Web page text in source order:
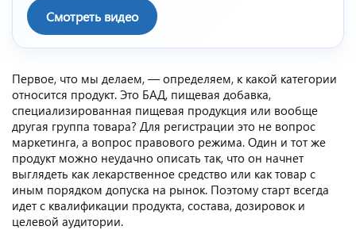
Смотреть видео
Первое, что мы делаем, — определяем, к какой категории
относится продукт. Это БАД, пищевая добавка,
специализированная пищевая продукция или вообще
другая группа товара? Для регистрации это не вопрос
маркетинга, а вопрос правового режима. Один и тот же
продукт можно неудачно описать так, что он начнет
выглядеть как лекарственное средство или как товар с
иным порядком допуска на рынок. Поэтому старт всегда
идет с квалификации продукта, состава, дозировок и
целевой аудитории.